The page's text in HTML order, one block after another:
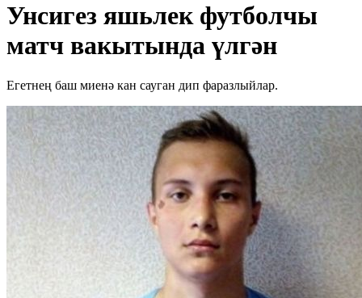
Унсигез яшьлек футболчы
матч вакытында үлгән
Егетнең баш миенә кан сауган дип фаразлыйлар.